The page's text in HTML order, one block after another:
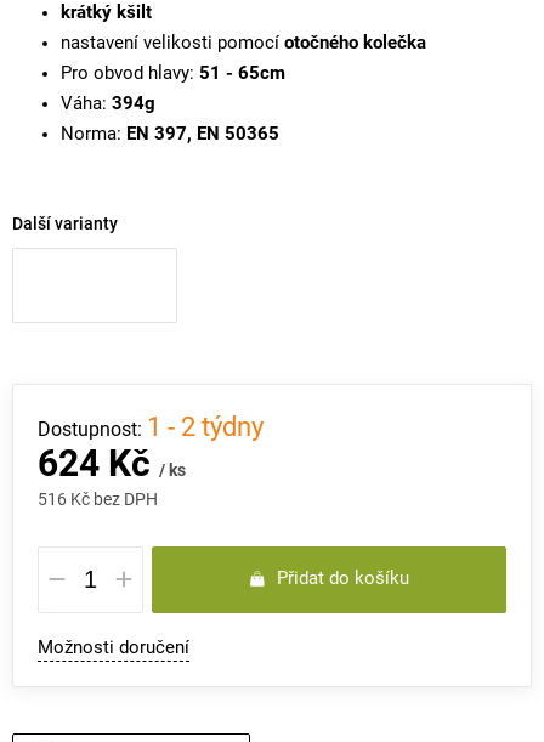
krátký kšilt
nastavení velikosti pomocí otočného kolečka
Pro obvod hlavy: 51 - 65cm
Váha: 394g
Norma: EN 397, EN 50365
Další varianty
624 Kč / ks
516 Kč bez DPH
Měrná
cena:
1 - 2 týdny
Přidat do košíku
Možnosti doručení